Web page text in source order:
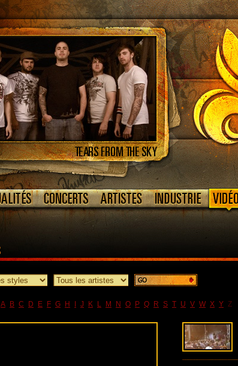
A B C D E F G H J K L M N O P Q R S T U V W X Y Z